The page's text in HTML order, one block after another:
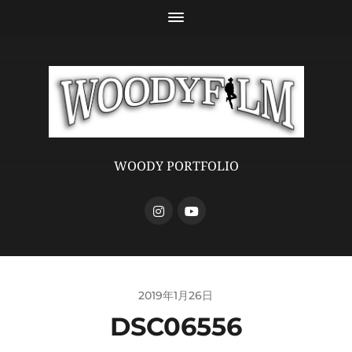
WOODY PORTFOLIO
2019年1月26日
DSC06556